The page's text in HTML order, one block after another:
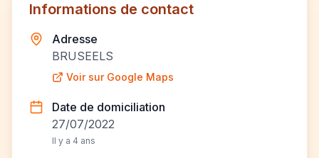
Informations de contact
Adresse
BRUSEELS
Voir sur Google Maps
Date de domiciliation
27/07/2022
Il y a 4 ans